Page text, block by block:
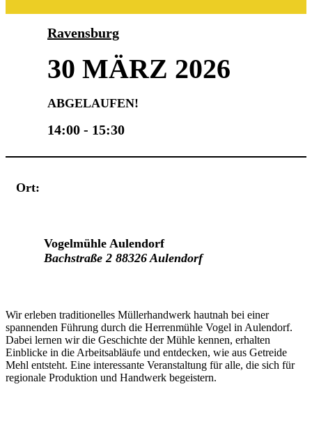
Ravensburg
30 MÄRZ 2026
ABGELAUFEN!
14:00 - 15:30
Ort:
Vogelmühle Aulendorf
Bachstraße 2 88326 Aulendorf
Wir erleben traditionelles Müllerhandwerk hautnah bei einer
spannenden Führung durch die Herrenmühle Vogel in Aulendorf.
Dabei lernen wir die Geschichte der Mühle kennen, erhalten
Einblicke in die Arbeitsabläufe und entdecken, wie aus Getreide
Mehl entsteht. Eine interessante Veranstaltung für alle, die sich für
regionale Produktion und Handwerk begeistern.